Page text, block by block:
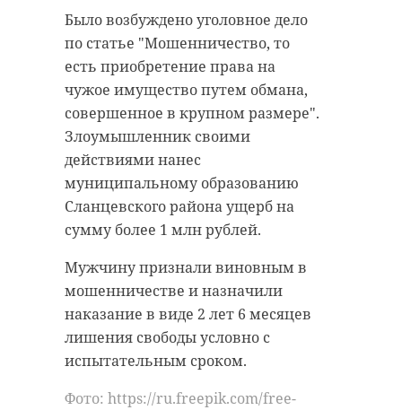
Было возбуждено уголовное дело
по статье "Мошенничество, то
есть приобретение права на
чужое имущество путем обмана,
совершенное в крупном размере".
Злоумышленник своими
действиями нанес
муниципальному образованию
Сланцевского района ущерб на
сумму более 1 млн рублей.
Мужчину признали виновным в
мошенничестве и назначили
наказание в виде 2 лет 6 месяцев
лишения свободы условно с
испытательным сроком.
Фото: https://ru.freepik.com/free-
желаю новых побед!"
— написал
Александр Соклаков
в соцсети
"ВКонтакте".
Как сообщили в спортивной
школе "Корела", пять путевок на
первенство России получили
приозерские кикбоксеры. Впереди
у команды много тренировок.
https://vk.com/wall556785964_7903
избирательной кампании в
Государственную Думу:
выдвижение кандидатов,
агитацию, голосование и подсчёт
голосов.
В марте-апреле запланировано 18
экскурсий для школьников
Ленинградской области, в которых
примут участие более 500 ребят.
Избирательная комиссия 47
региона отмечает, что такие
мероприятия помогают
расширить знания о истории,
повысить правовую и
политическую культуру и
заинтересовать школьников
избирательным процессом.